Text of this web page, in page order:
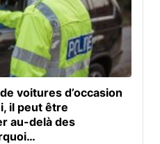
voitures d’occasion
il peut être
au-delà des